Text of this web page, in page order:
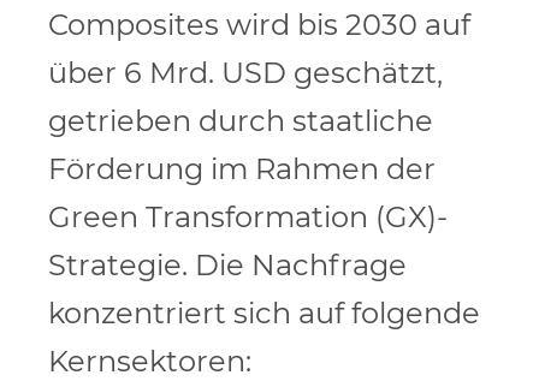
Composites wird bis 2030 auf
über 6 Mrd. USD geschätzt,
getrieben durch staatliche
Förderung im Rahmen der
Green Transformation (GX)-
Strategie. Die Nachfrage
konzentriert sich auf folgende
Kernsektoren: